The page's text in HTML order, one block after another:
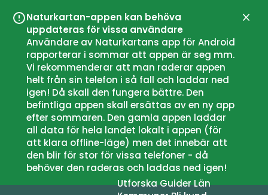
Naturkartan-appen kan behöva
uppdateras för vissa användare
Användare av Naturkartans app för Android
rapporterar i sommar att appen är seg mm.
Vi rekommenderar att man raderar appen
helt från sin telefon i så fall och laddar ned
igen! Då skall den fungera bättre. Den
befintliga appen skall ersättas av en ny app
efter sommaren. Den gamla appen laddar
all data för hela landet lokalt i appen (för
att klara offline-läge) men det innebär att
den blir för stor för vissa telefoner - då
behöver den raderas och laddas ned igen!
UtforskaGuiderLän